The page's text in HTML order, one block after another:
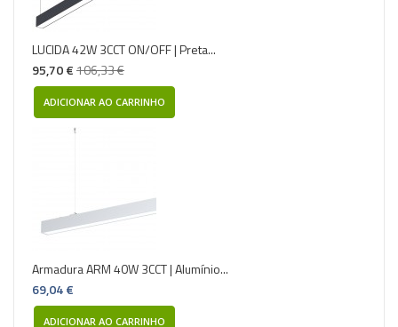
LUCIDA 42W 3CCT ON/OFF | Preta...
95,70 €106,33 €
ADICIONAR AO CARRINHO
Armadura ARM 40W 3CCT | Alumínio...
69,04 €
ADICIONAR AO CARRINHO